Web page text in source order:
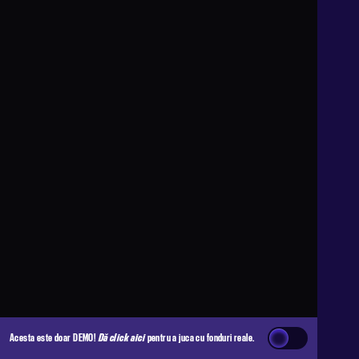
Acesta este doar DEMO!Dă click aicipentru a juca cu fonduri reale.